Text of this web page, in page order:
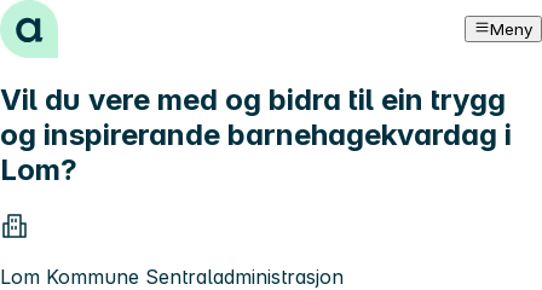
Hopp til innhold Meny
Vil du vere med og bidra til ein trygg
og inspirerande barnehagekvardag i
Lom?
Lom Kommune Sentraladministrasjon